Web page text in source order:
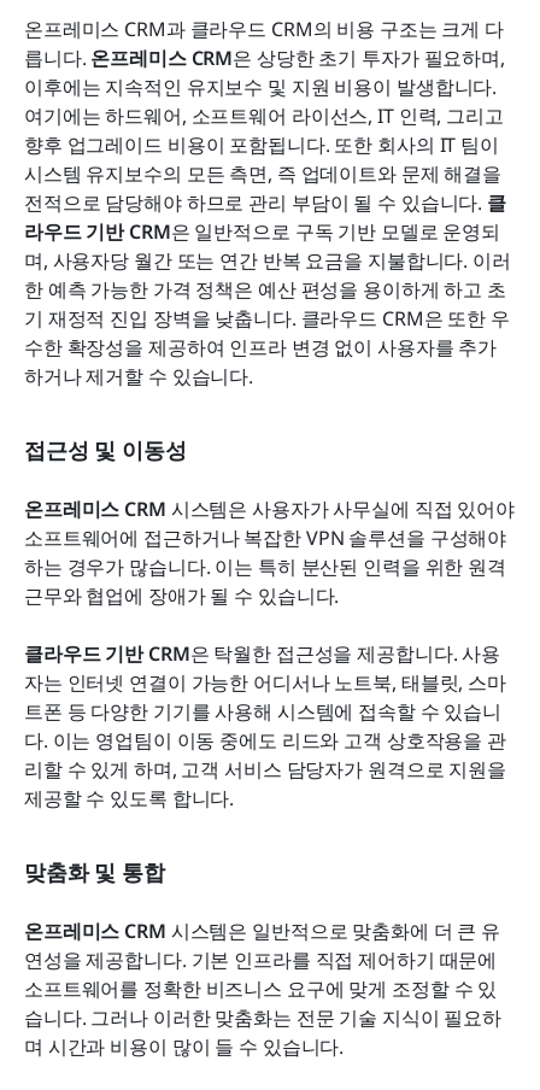
온프레미스 CRM과 클라우드 CRM의 비용 구조는 크게 다
릅니다. 온프레미스 CRM은 상당한 초기 투자가 필요하며,
이후에는 지속적인 유지보수 및 지원 비용이 발생합니다.
여기에는 하드웨어, 소프트웨어 라이선스, IT 인력, 그리고
향후 업그레이드 비용이 포함됩니다. 또한 회사의 IT 팀이
시스템 유지보수의 모든 측면, 즉 업데이트와 문제 해결을
전적으로 담당해야 하므로 관리 부담이 될 수 있습니다. 클
라우드 기반 CRM은 일반적으로 구독 기반 모델로 운영되
며, 사용자당 월간 또는 연간 반복 요금을 지불합니다. 이러
한 예측 가능한 가격 정책은 예산 편성을 용이하게 하고 초
기 재정적 진입 장벽을 낮춥니다. 클라우드 CRM은 또한 우
수한 확장성을 제공하여 인프라 변경 없이 사용자를 추가
하거나 제거할 수 있습니다.
접근성 및 이동성
온프레미스 CRM 시스템은 사용자가 사무실에 직접 있어야
소프트웨어에 접근하거나 복잡한 VPN 솔루션을 구성해야
하는 경우가 많습니다. 이는 특히 분산된 인력을 위한 원격
근무와 협업에 장애가 될 수 있습니다.
클라우드 기반 CRM은 탁월한 접근성을 제공합니다. 사용
자는 인터넷 연결이 가능한 어디서나 노트북, 태블릿, 스마
트폰 등 다양한 기기를 사용해 시스템에 접속할 수 있습니
다. 이는 영업팀이 이동 중에도 리드와 고객 상호작용을 관
리할 수 있게 하며, 고객 서비스 담당자가 원격으로 지원을
제공할 수 있도록 합니다.
맞춤화 및 통합
온프레미스 CRM 시스템은 일반적으로 맞춤화에 더 큰 유
연성을 제공합니다. 기본 인프라를 직접 제어하기 때문에
소프트웨어를 정확한 비즈니스 요구에 맞게 조정할 수 있
습니다. 그러나 이러한 맞춤화는 전문 기술 지식이 필요하
며 시간과 비용이 많이 들 수 있습니다.